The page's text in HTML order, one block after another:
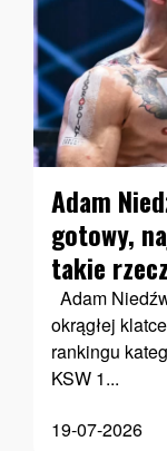
Adam
gotowy,
takie
Adam
okrągłej
rankingu
KSW 1...
19-07-2026